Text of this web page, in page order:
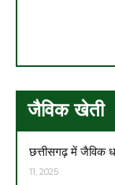
जैविक खेती
छत्तीसगढ़ में जैविक
11, 2025